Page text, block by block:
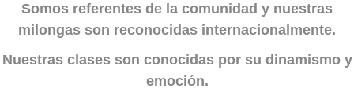
Somos referentes de la comunidad y nuestras
milongas son reconocidas internacionalmente.
Nuestras clases son conocidas por su dinamismo y
emoción.